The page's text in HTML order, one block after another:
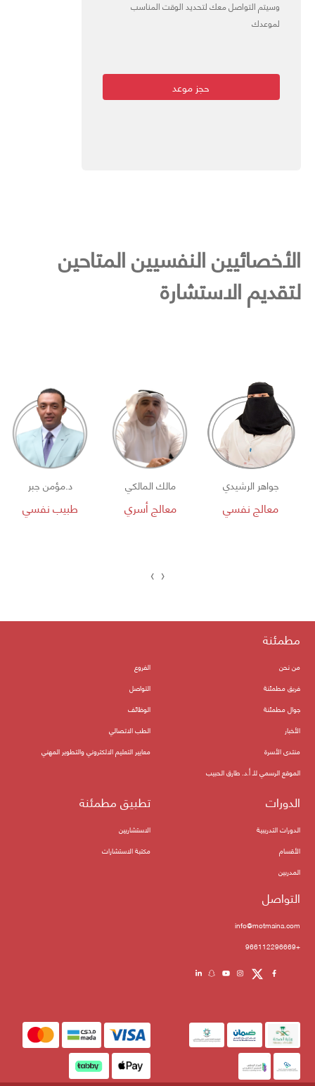
وسيتم التواصل معك لتحديد الوقت المناسب
لموعدك
حجز موعد
الأخصائيين النفسيين المتاحين
لتقديم الاستشارة
جواهر الرشيدي
معالج نفسي
مالك المالكي
معالج أسري
د.مؤمن جبر
طبيب نفسي
‹
›
مطمئنة
من نحن
فريق مطمئنة
جوال مطمئنة
الأخبار
منتدى الأسرة
الموقع الرسمي للـ أ.د. طارق الحبيب
الفروع
التواصل
الوظائف
الطب الاتصالي
معايير التعليم الالكتروني والتطوير المهني
الدورات
الدورات التدريبية
الأقسام
المدربين
تطبيق مطمئنة
الاستشاريين
مكتبة الاستشارات
التواصل
info@motmaina.com
+966112296669